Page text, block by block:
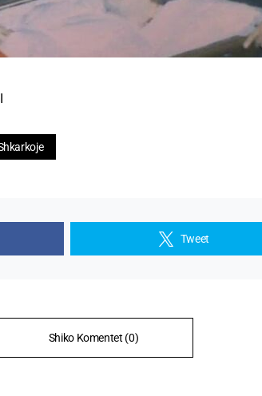
I
Tweet
Shiko Komentet (0)